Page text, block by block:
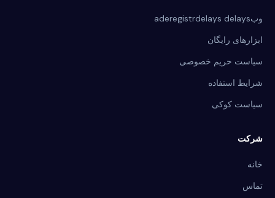
وبaderegistrdelays delays
ابزارهای رایگان
سیاست حریم خصوصی
شرایط استفاده
سیاست کوکی
شرکت
خانه
تماس